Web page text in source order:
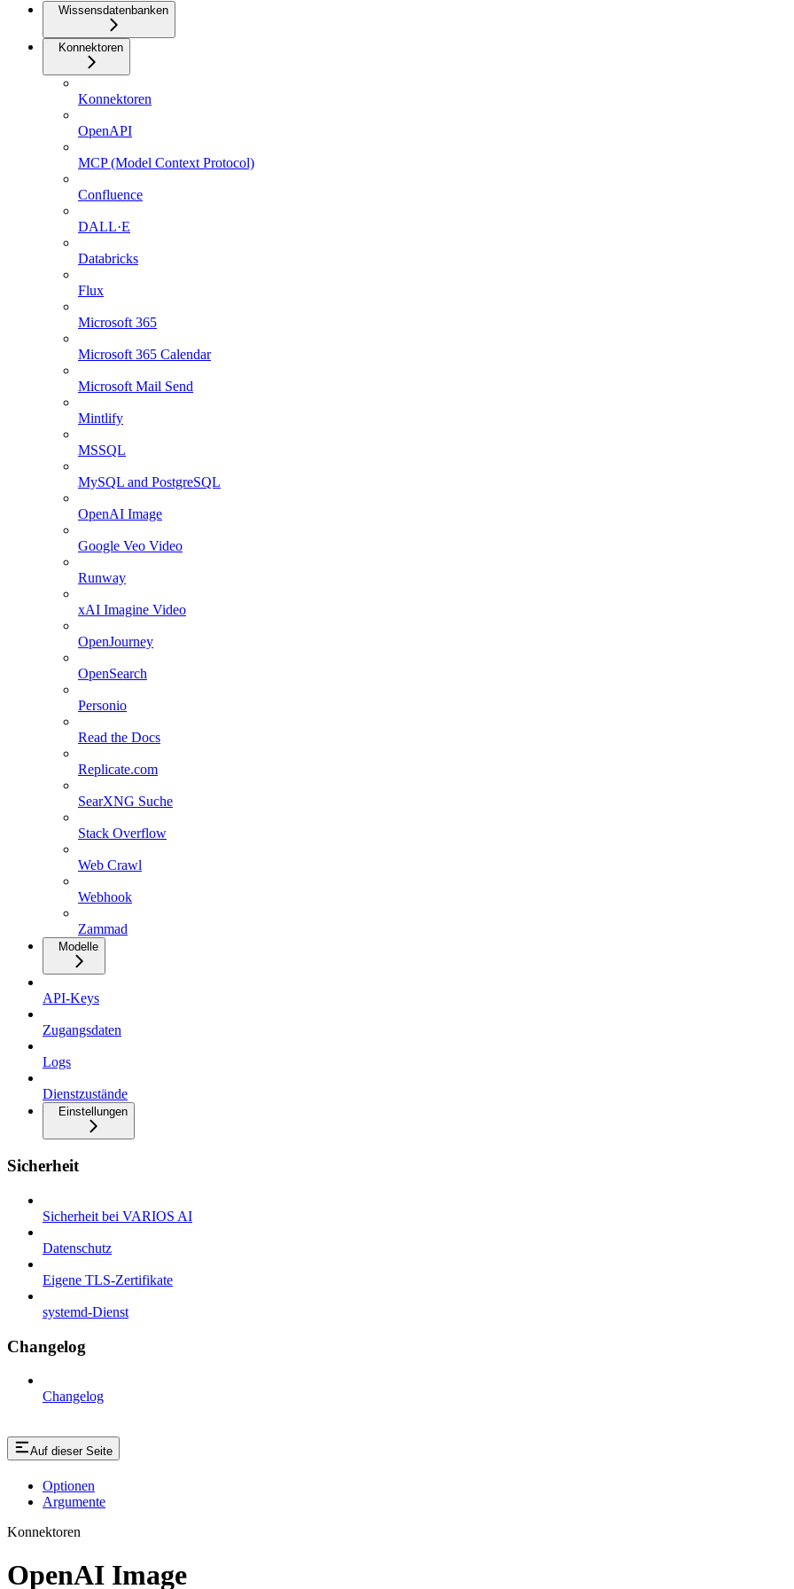
Wissensdatenbanken
Konnektoren
Konnektoren
OpenAPI
MCP (Model Context Protocol)
Confluence
DALL·E
Databricks
Flux
Microsoft 365
Microsoft 365 Calendar
Microsoft Mail Send
Mintlify
MSSQL
MySQL and PostgreSQL
OpenAI Image
Google Veo Video
Runway
xAI Imagine Video
OpenJourney
OpenSearch
Personio
Read the Docs
Replicate.com
SearXNG Suche
Stack Overflow
Web Crawl
Webhook
Zammad
Modelle
API-Keys
Zugangsdaten
Logs
Dienstzustände
Einstellungen
Sicherheit
Sicherheit bei VARIOS AI
Datenschutz
Eigene TLS-Zertifikate
systemd-Dienst
Changelog
Changelog
Auf dieser Seite
Optionen
Argumente
Konnektoren
OpenAI Image